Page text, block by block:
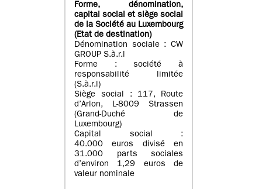
Forme, dénomination,
capital social et siège social
de la Société au Luxembourg
(Etat de destination)
Dénomination sociale : CW
GROUP S.à.r.l
Forme : société à
responsabilité limitée
(S.à.r.l)
Siège social : 117, Route
d’Arlon, L-8009 Strassen
(Grand-Duché de
Luxembourg)
Capital social :
40.000 euros divisé en
31.000 parts sociales
d’environ 1,29 euros de
valeur nominale